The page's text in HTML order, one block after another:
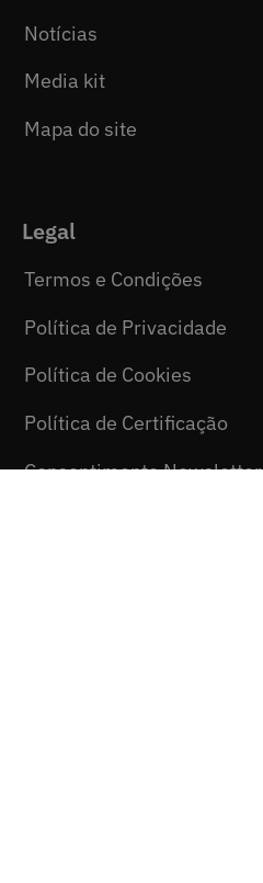
Notícias
Media kit
Mapa do site
Legal
Termos e Condições
Política de Privacidade
Política de Cookies
Política de Certificação
Consentimento Newsletter